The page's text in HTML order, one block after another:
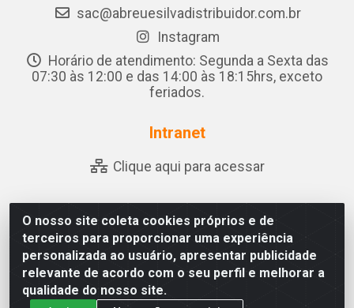
O nosso site coleta cookies próprios e de
terceiros para proporcionar uma experiência
personalizada ao usuário, apresentar publicidade
relevante de acordo com o seu perfil e melhorar a
qualidade do nosso site.
sac@abreuesilvadistribuidor.com.br
Instagram
Horário de atendimento: Segunda a Sexta das
07:30 às 12:00 e das 14:00 às 18:15hrs, exceto
feriados.
Intranet
Clique aqui para acessar
Abreu & Silva - Rua Padre Jose de Souza Leite, 265 - Ariado,
Olho D'Água das Flores/AL - CEP 57.442-000 - CNPJ
04.790.656/0001-06